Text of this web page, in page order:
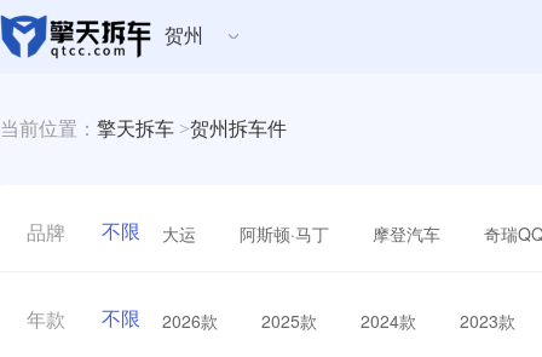
贺州
当前位置： 擎天拆车 >贺州拆车件
品牌 不限 大运 阿斯顿·马丁 摩登汽车 奇瑞
年款 不限 2026款 2025款 2024款 2023款